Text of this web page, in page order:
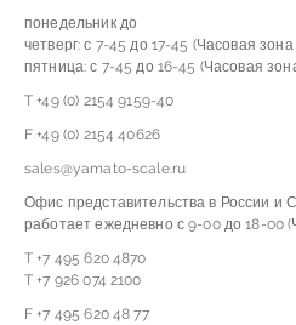
понедельник до
четверг: с 7-45 до 17-45 (Часовая
пятница: с 7-45 до 16-45 (Часовая
T +49 (0) 2154 9159-40
F +49 (0) 2154 40626
sales@yamato-scale.ru
Офис представительства в России и
работает ежедневно с 9-00 до 18-00
T +7 495 620 4870
T +7 926 074 2100
F +7 495 620 48 77